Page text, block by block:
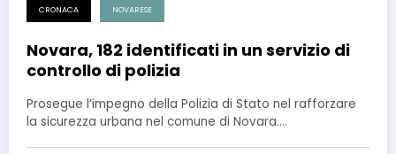
CRONACA NOVARESE
Novara, 182 identificati in un servizio di
controllo di polizia
Prosegue l’impegno della Polizia di Stato nel rafforzare
la sicurezza urbana nel comune di Novara.…